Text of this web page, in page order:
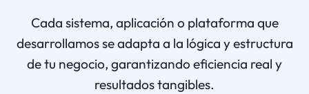
Cada sistema, aplicación o plataforma que
desarrollamos se adapta a la lógica y estructura
de tu negocio, garantizando eficiencia real y
resultados tangibles.